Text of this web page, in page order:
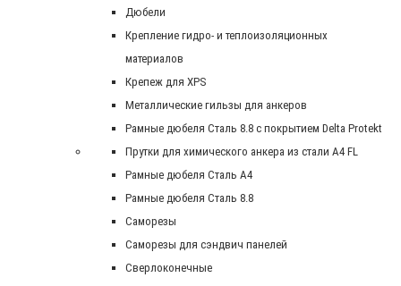
Дюбели
Крепление гидро- и теплоизоляционных
материалов
Крепеж для XPS
Металлические гильзы для анкеров
Рамные дюбеля Сталь 8.8 с покрытием Delta Protekt
Прутки для химического анкера из стали А4 FL
Рамные дюбеля Сталь A4
Рамные дюбеля Сталь 8.8
Саморезы
Саморезы для сэндвич панелей
Сверлоконечные